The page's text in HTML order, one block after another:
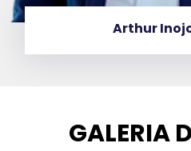
Arthur Inojosa, MD
GALERIA